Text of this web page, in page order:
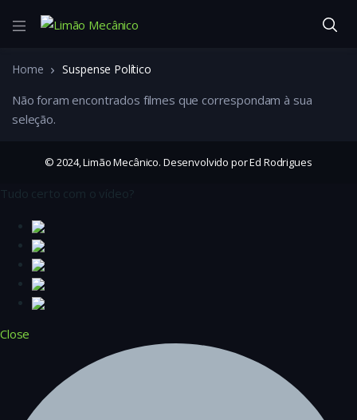
Home Suspense Político
Não foram encontrados filmes que correspondam à sua
seleção.
© 2024, Limão Mecânico. Desenvolvido por Ed Rodrigues
Tudo certo com o vídeo?
Close